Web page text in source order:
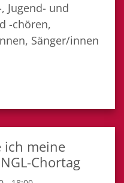
Jugend- und
-chören,
Sänger/innen
ich meine
Chortag